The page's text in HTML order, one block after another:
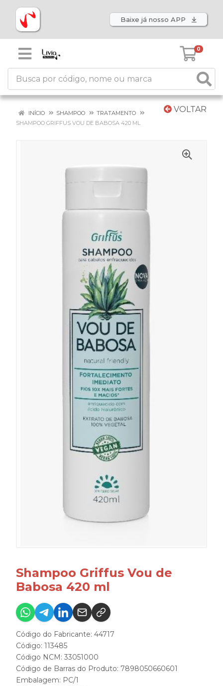
Baixe já nosso APP
0
VOLTAR
INÍCIO SHAMPOO
TRATAMENTO
SHAMPOO GRIFFUS VOU DE BABOSA 420 ML
Shampoo Griffus Vou de
Babosa 420 ml
Código do Fabricante: 44717
Código: 113485
Código NCM: 33051000
Código de Barras do Produto: 7898050660601
Embalagem: PC/1